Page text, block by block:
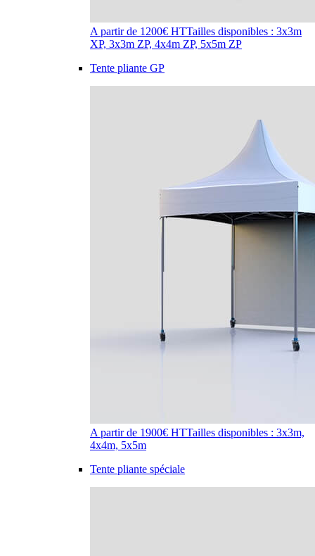
A partir de 1200€ HTTailles disponibles : 3x3m
XP, 3x3m ZP, 4x4m ZP, 5x5m ZP
Tente pliante GP
A partir de 1900€ HTTailles disponibles : 3x3m,
4x4m, 5x5m
Tente pliante spéciale